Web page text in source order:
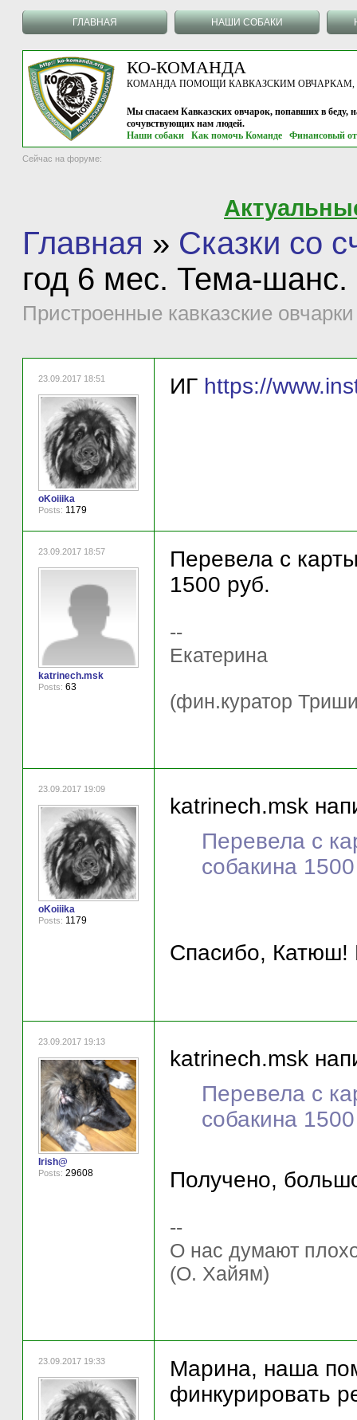
ГЛАВНАЯ НАШИ СОБАКИ
КО-КОМАНДА
КОМАНДА ПОМОЩИ КАВКАЗСКИМ ОВЧАРКАМ, г.
Мы спасаем Кавказских овчарок, попавших в беду,
сочувствующих нам людей.
Наши собаки
Как помочь Команде Финансовый
Сейчас на форуме:
Главная » Сказки со
год 6 мес. Тема-
Пристроенные кавказские овчарки
23.09.2017 18:51
oKoiiika
Posts: 1179
ИГ https://
23.09.2017 18:57
katrinech.msk
Posts: 63
Перевела с
1500 руб.
--
Екатерина
(фин.куратор
23.09.2017 19:09
oKoiiika
Posts: 1179
katrinech.msk
Перевела с
собакина
Спасибо, Катюш!
23.09.2017 19:13
Irish@
Posts: 29608
katrinech.msk
Перевела с
собакина
Получено,
--
О нас думают
(О. Хайям)
23.09.2017 19:33
Марина, наша
финкурировать